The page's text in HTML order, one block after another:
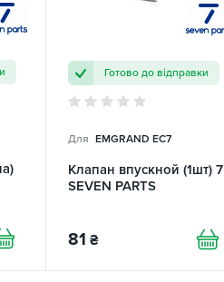
Готово до відправки
Для EMGRAND EC7
Клапан впускной (1шт) 7
SEVEN PARTS
81 ₴